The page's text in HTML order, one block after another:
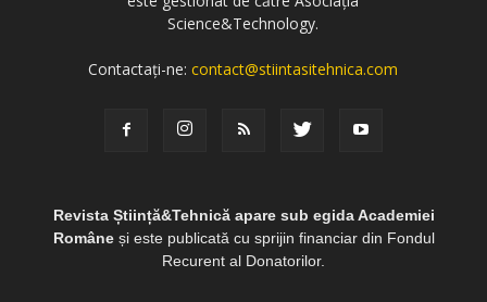
Science&Technology.
Contactați-ne:contact@stiintasitehnica.com
Revista Știință&Tehnică apare sub egida Academiei
Româneși este publicată cu sprijin financiar din Fondul
Recurent al Donatorilor.